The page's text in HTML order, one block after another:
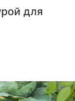
для